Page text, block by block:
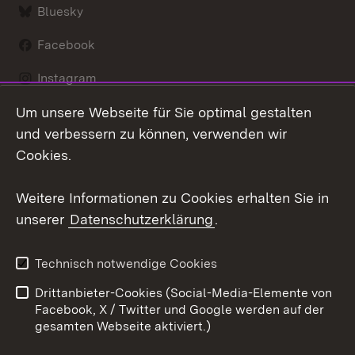
Bluesky
Facebook
Instagram
LinkedIn
Datenschutz
Barrierefreiheit
Impressum
Cookies
Um unsere Webseite für Sie optimal gestalten
und verbessern zu können, verwenden wir
Cookies.
Weitere Informationen zu Cookies erhalten Sie in
unserer Datenschutzerklärung.
Technisch notwendige Cookies
Drittanbieter-Cookies (Social-Media-Elemente von
Facebook, X / Twitter und Google werden auf der
gesamten Webseite aktiviert.)